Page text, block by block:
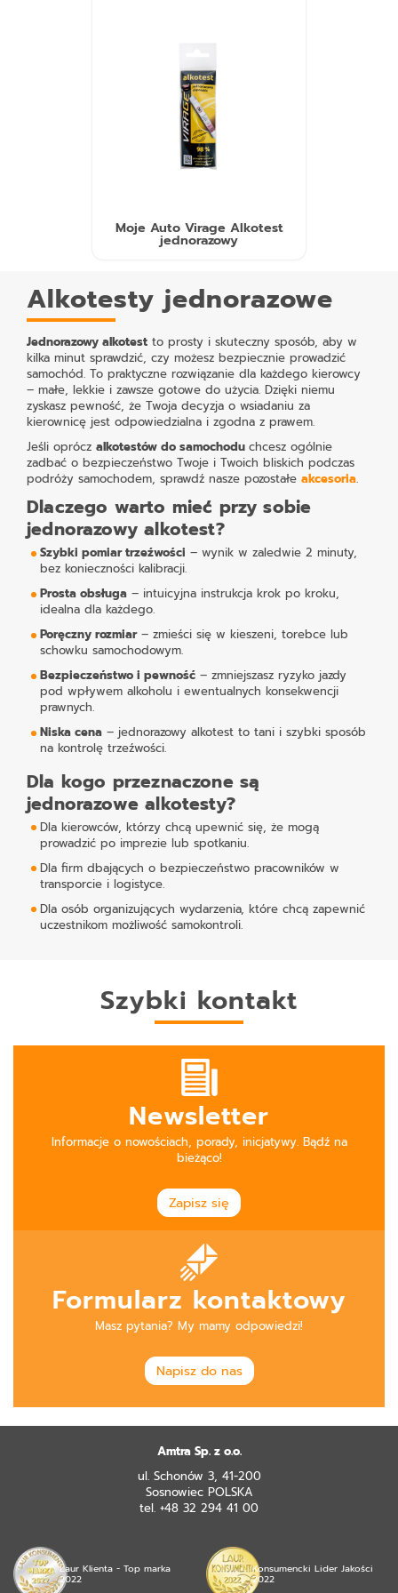
Moje Auto Virage Alkotest
jednorazowy
Alkotesty jednorazowe
Jednorazowy alkotest to prosty i skuteczny sposób, aby w
kilka minut sprawdzić, czy możesz bezpiecznie prowadzić
samochód. To praktyczne rozwiązanie dla każdego kierowcy
– małe, lekkie i zawsze gotowe do użycia. Dzięki niemu
zyskasz pewność, że Twoja decyzja o wsiadaniu za
kierownicę jest odpowiedzialna i zgodna z prawem.
Jeśli oprócz alkotestów do samochodu chcesz ogólnie
zadbać o bezpieczeństwo Twoje i Twoich bliskich podczas
podróży samochodem, sprawdź nasze pozostałe akcesoria.
Dlaczego warto mieć przy sobie
jednorazowy alkotest?
Szybki pomiar trzeźwości – wynik w zaledwie 2 minuty,
bez konieczności kalibracji.
Prosta obsługa – intuicyjna instrukcja krok po kroku,
idealna dla każdego.
Poręczny rozmiar– zmieści się w kieszeni, torebce lub
schowku samochodowym.
Bezpieczeństwo i pewność – zmniejszasz ryzyko jazdy
pod wpływem alkoholu i ewentualnych konsekwencji
prawnych.
Niska cena – jednorazowy alkotest to tani i szybki sposób
na kontrolę trzeźwości.
Dla kogo przeznaczone są
jednorazowe alkotesty?
Dla kierowców, którzy chcą upewnić się, że mogą
prowadzić po imprezie lub spotkaniu.
Dla firm dbających o bezpieczeństwo pracowników w
transporcie i logistyce.
Dla osób organizujących wydarzenia, które chcą zapewnić
uczestnikom możliwość samokontroli.
Szybki kontakt
Newsletter
Informacje o nowościach, porady, inicjatywy. Bądź na
bieżąco!
Zapisz się
Formularz kontaktowy
Masz pytania? My mamy odpowiedzi!
Napisz do nas
Amtra Sp. z o.o.
ul. Schonów 3, 41-200
Sosnowiec POLSKA
tel. +48 32 294 41 00
Laur Klienta - Top marka
2022
Konsumencki Lider Jakości
2022